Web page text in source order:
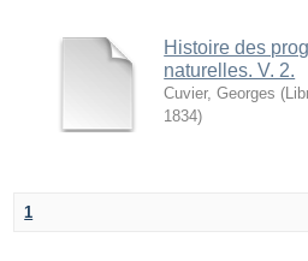
Histoire des
naturelles. V. 2.
Cuvier, Georges (
1834)
1